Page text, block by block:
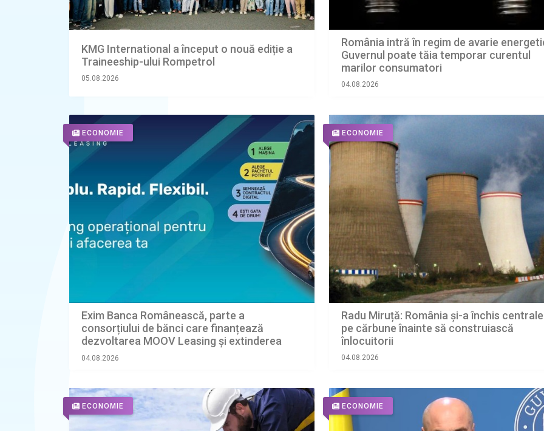
KMG International a început o nouă ediție a
Traineeship-ului Rompetrol
05.08.2026
România intră în regim de avarie
Guvernul poate tăia temporar curentul
marilor consumatori
04.08.2026
ECONOMIE
Exim Banca Românească, parte a
consorțiului de bănci care finanțează
dezvoltarea MOOV Leasing și extinderea
leasingului operațional în România
04.08.2026
ECONOMIE
Radu Miruță: România și-a închis
pe cărbune înainte să construiască
înlocuitorii
04.08.2026
ECONOMIE ECONOMIE